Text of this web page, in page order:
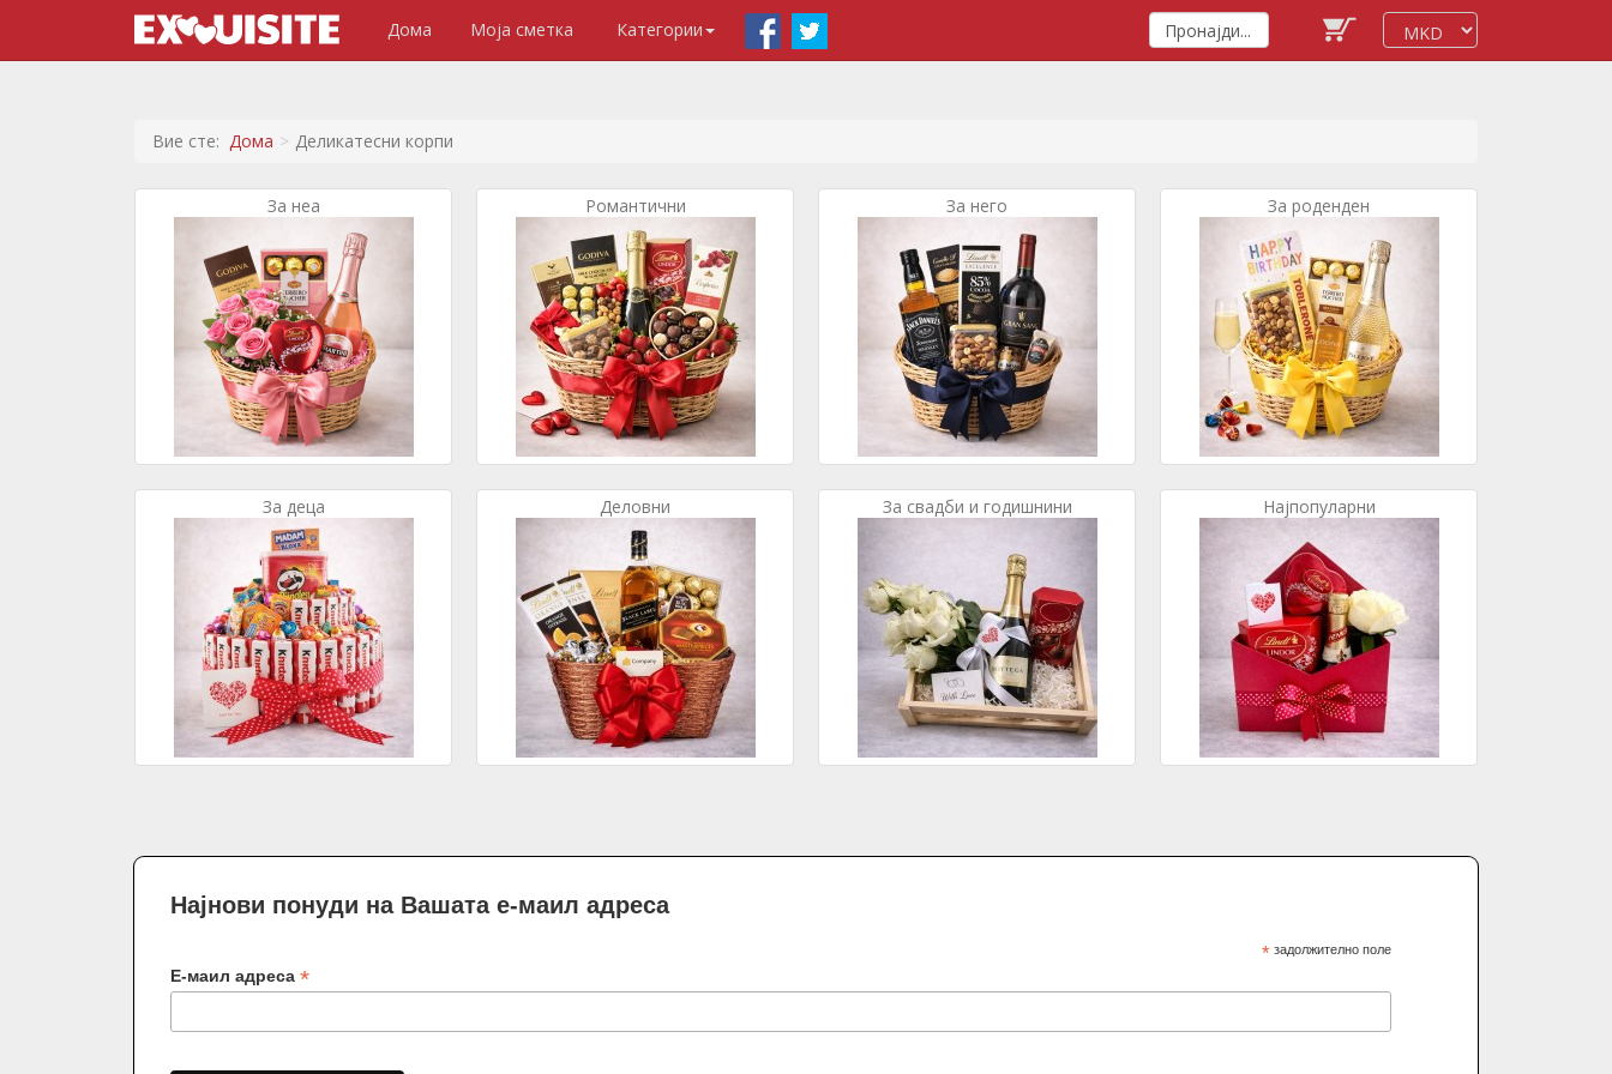
Дома Моја сметка Категории
Вие сте: Дома Деликатесни корпи
За неа Романтични За него За роденден
За деца Деловни За свадби и годишнини Најпопуларни
Најнови понуди на Вашата е-маил адреса
*задолжително поле
Е-маил адреса *